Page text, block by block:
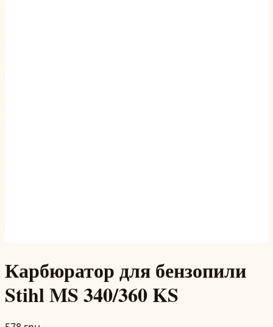
Карбюратор для бензопили
Stihl MS 340/360 KS